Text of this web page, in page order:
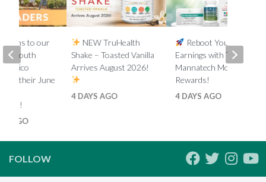
NEW TruHealth
Shake – Toasted Vanilla
Arrives August 2026!
4 DAYS AGO
Reboot Your
Earnings with Tiered
Mannatech Money
Rewards!
4 DAYS AGO
to our
South
Mexico
on their June
AGO
FOLLOW